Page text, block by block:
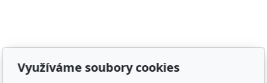
Adresa
Využíváme soubory cookies